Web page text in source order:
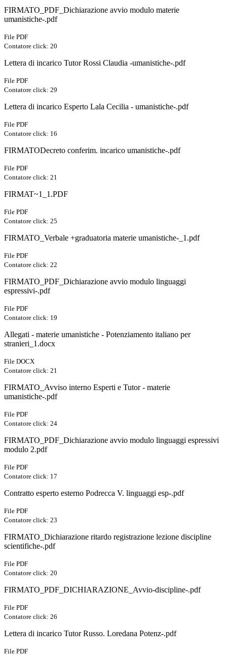
FIRMATO_PDF_Dichiarazione avvio modulo materie
umanistiche-.pdf
File PDF
Contatore click: 20
Lettera di incarico Tutor Rossi Claudia -umanistiche-.pdf
File PDF
Contatore click: 29
Lettera di incarico Esperto Lala Cecilia - umanistiche-.pdf
File PDF
Contatore click: 16
FIRMATODecreto conferim. incarico umanistiche-.pdf
File PDF
Contatore click: 21
FIRMAT~1_1.PDF
File PDF
Contatore click: 25
FIRMATO_Verbale +graduatoria materie umanistiche-_1.pdf
File PDF
Contatore click: 22
FIRMATO_PDF_Dichiarazione avvio modulo linguaggi
espressivi-.pdf
File PDF
Contatore click: 19
Allegati - materie umanistiche - Potenziamento italiano per
stranieri_1.docx
File DOCX
Contatore click: 21
FIRMATO_Avviso interno Esperti e Tutor - materie
umanistiche-.pdf
File PDF
Contatore click: 24
FIRMATO_PDF_Dichiarazione avvio modulo linguaggi espressivi
modulo 2.pdf
File PDF
Contatore click: 17
Contratto esperto esterno Podrecca V. linguaggi esp-.pdf
File PDF
Contatore click: 23
FIRMATO_Dichiarazione ritardo registrazione lezione discipline
scientifiche-.pdf
File PDF
Contatore click: 20
FIRMATO_PDF_DICHIARAZIONE_Avvio-discipline-.pdf
File PDF
Contatore click: 26
Lettera di incarico Tutor Russo. Loredana Potenz-.pdf
File PDF